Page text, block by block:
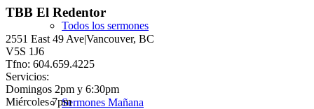
Todos los sermones
Sermones Mañana
TBB El Redentor
2551 East 49 Ave|Vancouver, BC
V5S 1J6
Tfno: 604.659.4225
Servicios:
Domingos 2pm y 6:30pm
Miércoles 7pm